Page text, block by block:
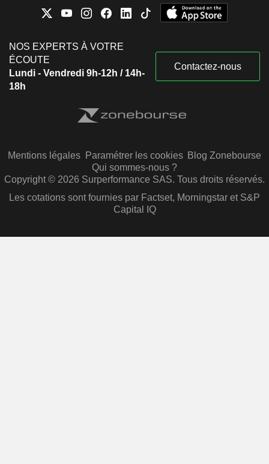
NOS EXPERTS À VOTRE
ÉCOUTE
Lundi - Vendredi 9h-12h / 14h-
18h
Contactez-nous
Mentions légales Paramétrer les cookies Blog Zonebourse
Qui sommes-nous ?
Copyright © 2026 Surperformance SAS. Tous droits réservés.
Les cotations sont fournies par Factset, Morningstar et S&P
Capital IQ